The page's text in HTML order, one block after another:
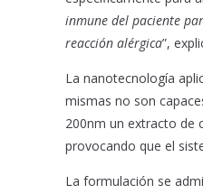
inmune del paciente
reacción alérgica”,
La nanotecnología
mismas no son
200nm un extracto de
provocando que el
La formulación se